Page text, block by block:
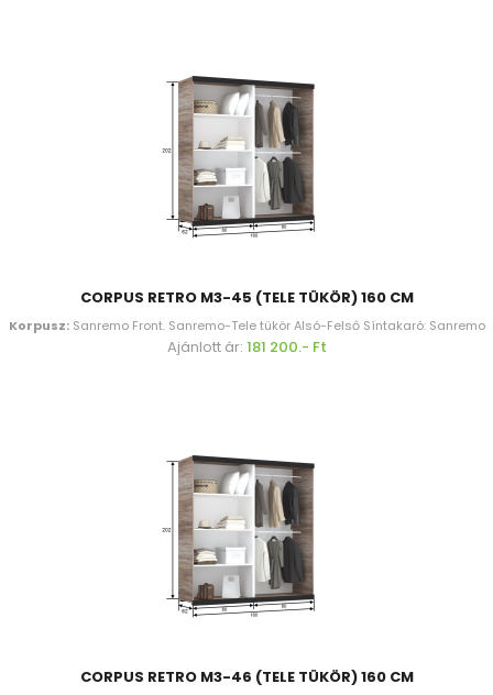
CORPUS RETRO M3-45 (TELE TÜKÖR) 160 CM
Korpusz:Sanremo Front. Sanremo-Tele tükör Alsó-Felső Síntakaró: Sanremo
Ajánlott ár: 181 200.- Ft
CORPUS RETRO M3-46 (TELE TÜKÖR) 160 CM